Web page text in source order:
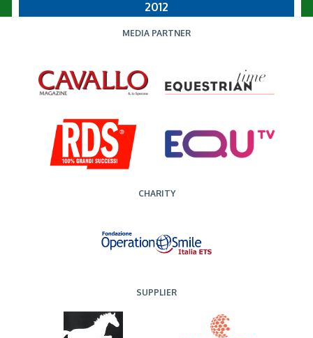
2012
MEDIA PARTNER
CHARITY
SUPPLIER